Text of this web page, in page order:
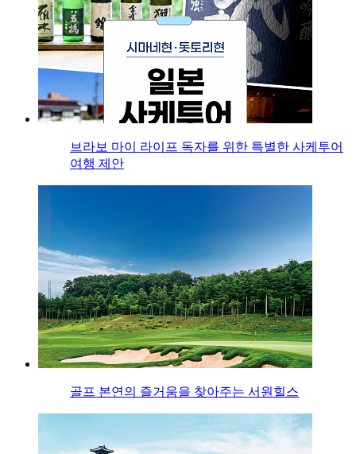
브라보 마이 라이프 독자를 위한 특별한 사케투어
여행 제안
골프 본연의 즐거움을 찾아주는 서원힐스